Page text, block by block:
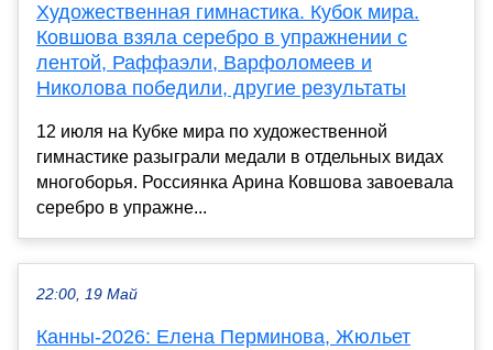
Художественная гимнастика. Кубок мира.
Ковшова взяла серебро в упражнении с
лентой, Раффаэли, Варфоломеев и
Николова победили, другие результаты
12 июля на Кубке мира по художественной
гимнастике разыграли медали в отдельных видах
многоборья. Россиянка Арина Ковшова завоевала
серебро в упражне...
22:00, 19 Май
Канны-2026: Елена Перминова, Жюльет